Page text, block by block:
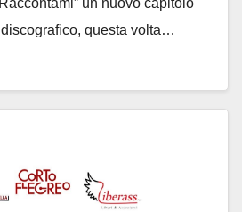
un nuovo capitolo
questa volta…